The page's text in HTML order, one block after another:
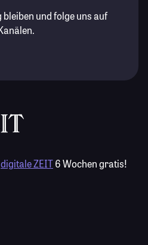
und folge uns auf
digitale ZEIT6 Wochen gratis!